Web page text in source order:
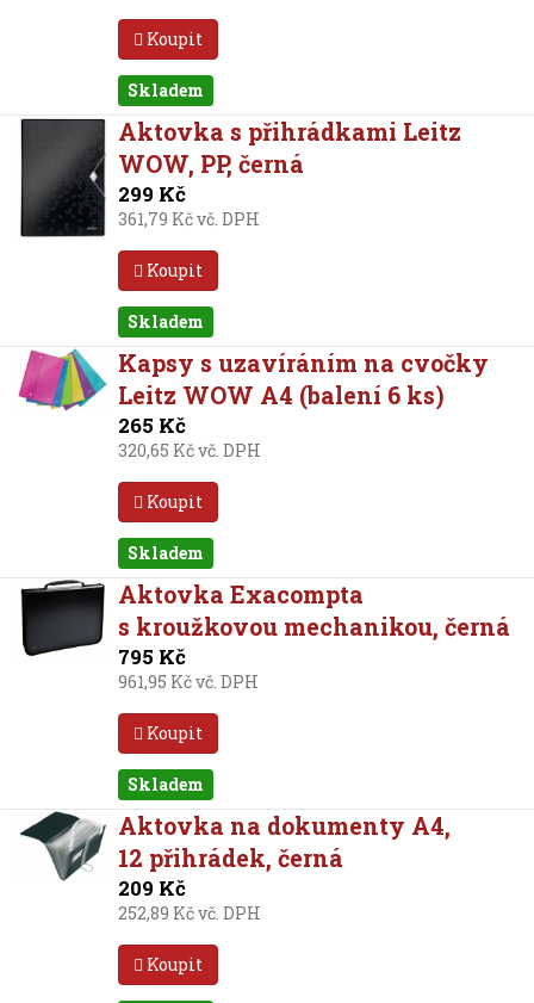
Koupit
Skladem
Aktovka s přihrádkami Leitz
WOW, PP, černá
299 Kč
361,79 Kč vč. DPH
Koupit
Skladem
Kapsy s uzavíráním na cvočky
Leitz WOW A4 (balení 6 ks)
265 Kč
320,65 Kč vč. DPH
Koupit
Skladem
Aktovka Exacompta
s kroužkovou mechanikou, černá
795 Kč
961,95 Kč vč. DPH
Koupit
Skladem
Aktovka na dokumenty A4,
12 přihrádek, černá
209 Kč
252,89 Kč vč. DPH
Koupit